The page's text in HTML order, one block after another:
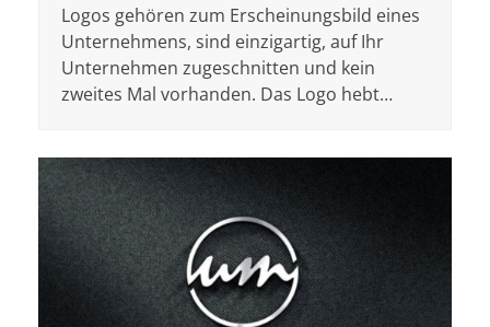
Logos gehören zum Erscheinungsbild eines
Unternehmens, sind einzigartig, auf Ihr
Unternehmen zugeschnitten und kein
zweites Mal vorhanden. Das Logo hebt…